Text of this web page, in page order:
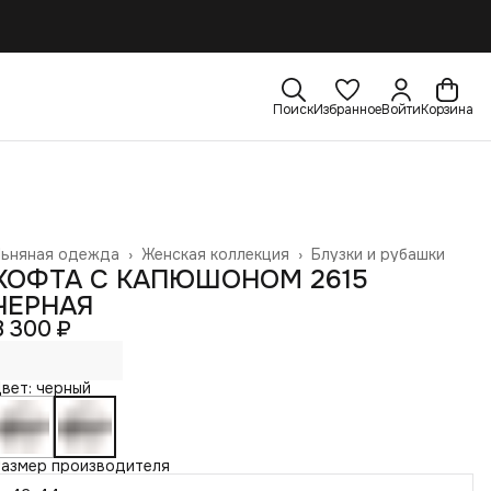
ПоискИзбранноеВойтиКорзина
Блузки и рубашки
Женская коллекция ›
одежда ›
›
С КАПЮШОНОМ 2615
300 ₽
черный
производителя